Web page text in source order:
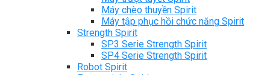
Máy chèo thuyền Spirit
Máy tập phục hồi chức năng Spirit
Strength Spirit
SP3 Serie Strength Spirit
SP4 Serie Strength Spirit
Robot Spirit